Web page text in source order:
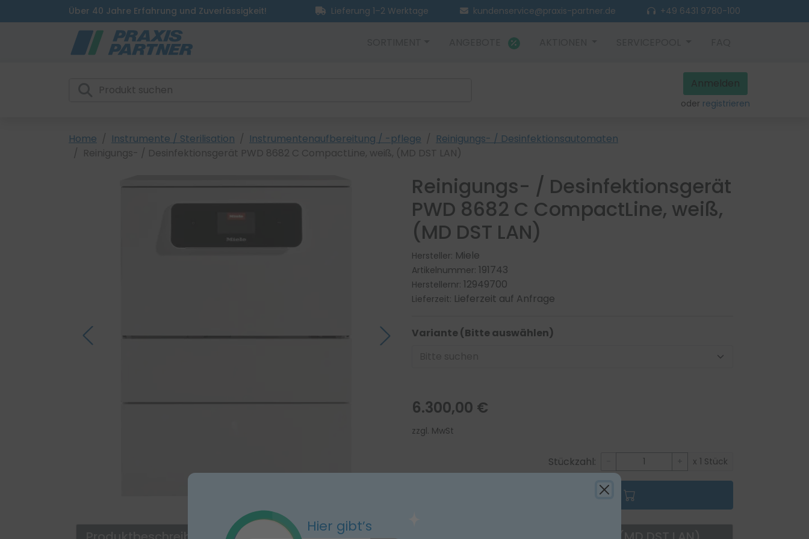
Über 40 Jahre Erfahrung und Zuverlässigkeit! Lieferung 1–2 Werktage kundenservice@praxis-partner.de +49 6431 9780-100
Anmelden
oder registrieren
Home Instrumente / Sterilisation Instrumentenaufbereitung / -pflege
Reinigungs- / Desinfektionsautomaten
Reinigungs- / Desinfektionsgerät PWD 8682 C CompactLine, weiß, (MD DST LAN)
Reinigungs- / Desinfektionsgerät
PWD 8682 C CompactLine, weiß,
(MD DST LAN)
Hersteller: Miele
Artikelnummer: 191743
Herstellernr: 12949700
Lieferzeit: Lieferzeit auf Anfrage
Variante (Bitte auswählen)
6.300,00 €
zzgl. MwSt
Stückzahl: x 1 Stück
In den Warenkorb
Hier gibt’s